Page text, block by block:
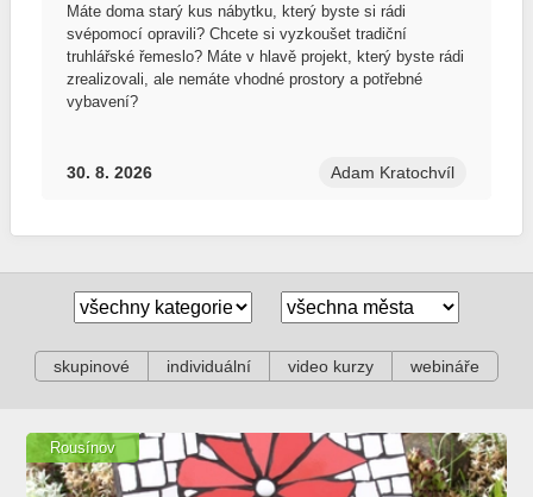
Máte doma starý kus nábytku, který byste si rádi
svépomocí opravili? Chcete si vyzkoušet tradiční
truhlářské řemeslo? Máte v hlavě projekt, který byste rádi
zrealizovali, ale nemáte vhodné prostory a potřebné
vybavení?
30. 8. 2026 Adam Kratochvíl
skupinové individuální video kurzy webináře
Rousínov